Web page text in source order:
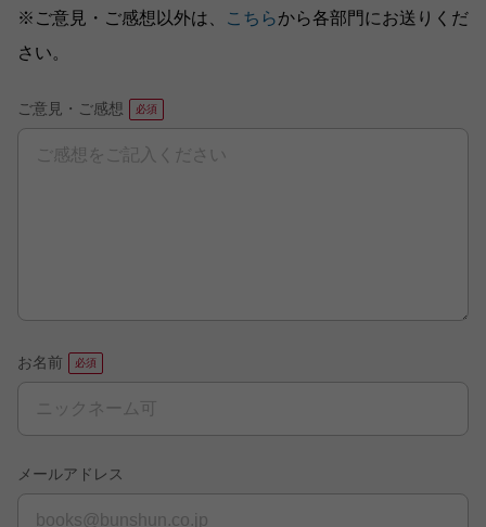
※ご意見・ご感想以外は、
こちらから各部門にお送りくだ
さい。
ご意見・ご感想
お名前
メールアドレス